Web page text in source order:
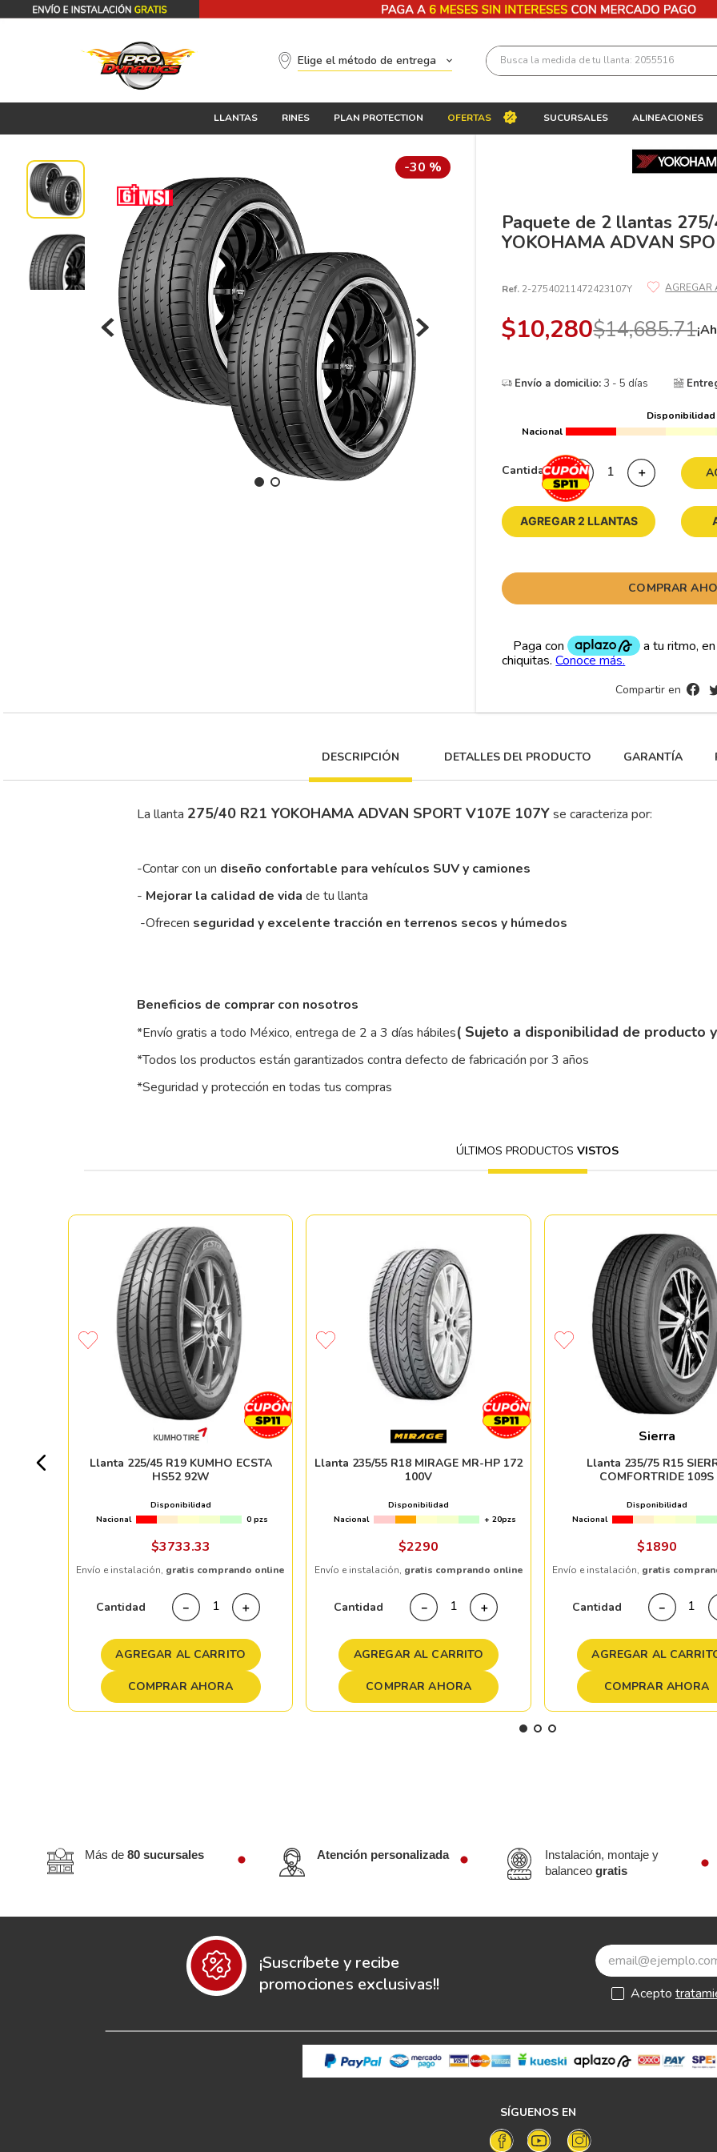
Elige el método de entrega Busca la medida de tu llanta: 2055516
LLANTAS RINES PLAN PROTECTION OFERTAS SUCURSALES ALINEACIONES
-30 %
Paquete de 2 llantas
YOKOHAMA ADVAN
Ref. 2-27540211472423107Y
$10,280$14,685.71
Envío a domicilio:3 - 5 días
Disponibilidad
Nacional
Cantidad ＋
－
AGREGAR 2 LLANTAS
COMPRAR
Compartir en
DESCRIPCIÓN DETALLES DEl PRODUCTO GARANTÍA
La llanta 275/40 R21 YOKOHAMA ADVAN SPORT V107E 107Yse caracteriza por:
-Contar con un diseño confortable para vehículos SUV y camiones
- Mejorar la calidad de vida de tu llanta
-Ofrecen seguridad y excelente tracción en terrenos secos y húmedos
Beneficios de comprar con nosotros
*Envío gratis a todo México, entrega de 2 a 3 días hábiles( Sujeto a disponibilidad de producto
*Todos los productos están garantizados contra defecto de fabricación por 3 años
*Seguridad y protección en todas tus compras
ÚLTIMOS PRODUCTOSVISTOS
Llanta 225/45 R19 KUMHO ECSTA
HS52 92W
Disponibilidad
Nacional
0 pzs
$3733.33
Envío e instalación, gratis comprando online
Cantidad ＋
－
AGREGAR AL CARRITO
COMPRAR AHORA
Llanta 235/55 R18 MIRAGE MR-HP 172
100V
Disponibilidad
Nacional
+ 20pzs
$2290
Envío e instalación, gratis comprando online
Cantidad ＋
－
AGREGAR AL CARRITO
COMPRAR AHORA
Sierra
Llanta 235/75 R15
COMFORTRIDE 109S
Disponibilidad
Nacional
$1890
Envío e instalación, gratis
Cantidad －
AGREGAR AL
COMPRAR AHORA
Más de 80 sucursales Atención personalizada
Instalación, montaje y
balanceogratis
¡Suscríbete y recibe
promociones exclusivas!!
Acepto
SÍGUENOS EN
Términos más buscados
195 65 15